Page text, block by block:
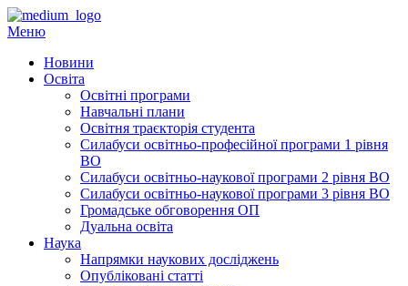
Перейти
до
Меню
Новини
Освіта
Освітні програми
Навчальні плани
Освітня траєкторія студента
Силабуси освітньо-професійної програми 1 рівня
ВО
Силабуси освітньо-наукової програми 2 рівня ВО
Силабуси освітньо-наукової програми 3 рівня ВО
Громадське обговорення ОП
Дуальна освіта
Наука
Напрямки наукових досліджень
Опубліковані статті